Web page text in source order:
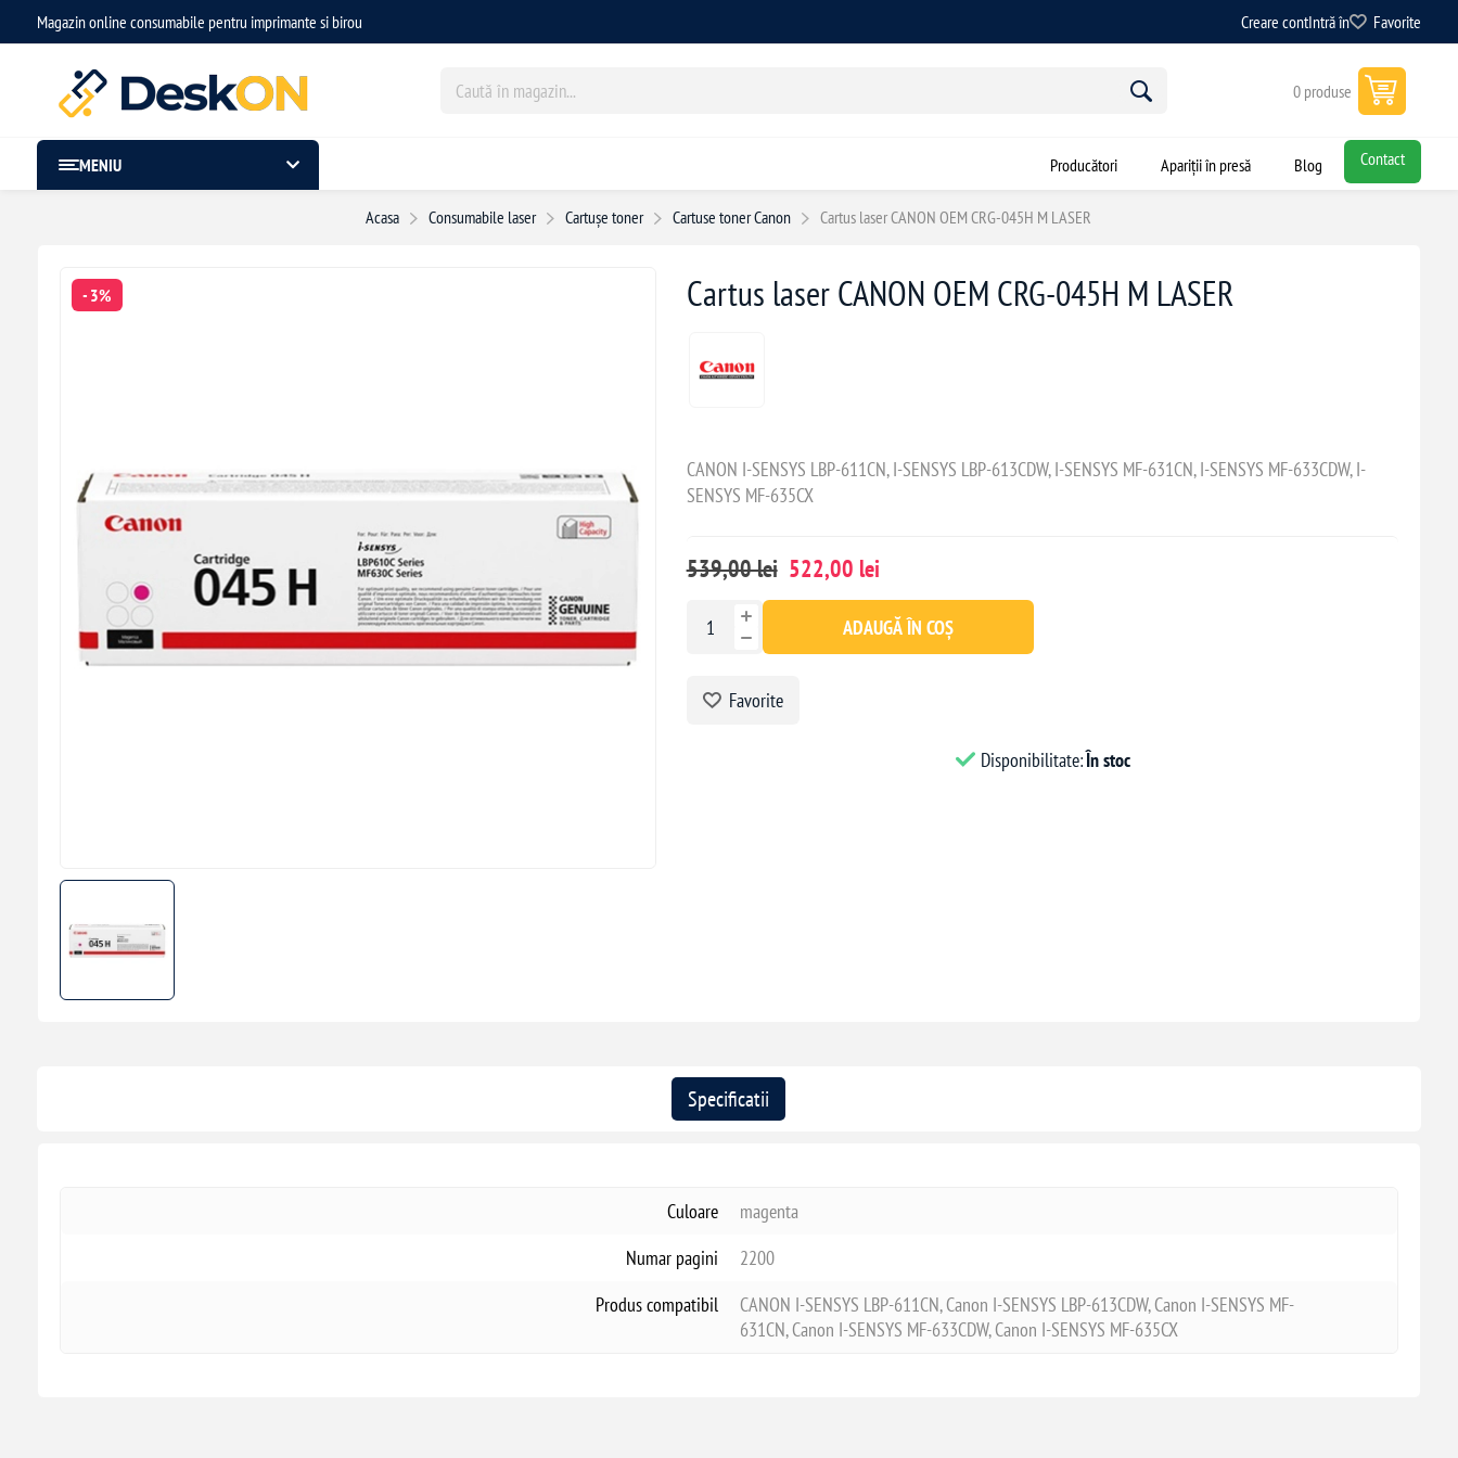
Magazin online consumabile pentru imprimante si birou Creare contIntră în Favorite
0 produse
MENIU Producători Apariții în presă Blog Contact
Acasa Consumabile laser Cartușe toner Cartuse toner Canon Cartus laser CANON OEM CRG-045H M LASER
- 3% Cartus laser CANON OEM CRG-045H M LASER
CANON I-SENSYS LBP-611CN, I-SENSYS LBP-613CDW, I-SENSYS MF-631CN, I-SENSYS MF-633CDW, I-
SENSYS MF-635CX
539,00 lei 522,00 lei
ADAUGĂ ÎN COȘ
Favorite
Disponibilitate:În stoc
Specificatii
Culoare
magenta
Numar pagini
2200
Produs compatibil
CANON I-SENSYS LBP-611CN, Canon I-SENSYS LBP-613CDW, Canon I-SENSYS MF-
631CN, Canon I-SENSYS MF-633CDW, Canon I-SENSYS MF-635CX